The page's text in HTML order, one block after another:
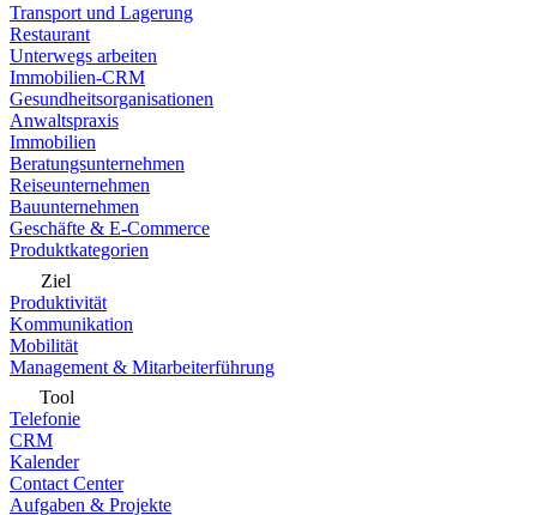
Transport und Lagerung
Restaurant
Unterwegs arbeiten
Immobilien-CRM
Gesundheitsorganisationen
Anwaltspraxis
Immobilien
Beratungsunternehmen
Reiseunternehmen
Bauunternehmen
Geschäfte & E-Commerce
Produktkategorien
Ziel
Produktivität
Kommunikation
Mobilität
Management & Mitarbeiterführung
Tool
Telefonie
CRM
Kalender
Contact Center
Aufgaben & Projekte